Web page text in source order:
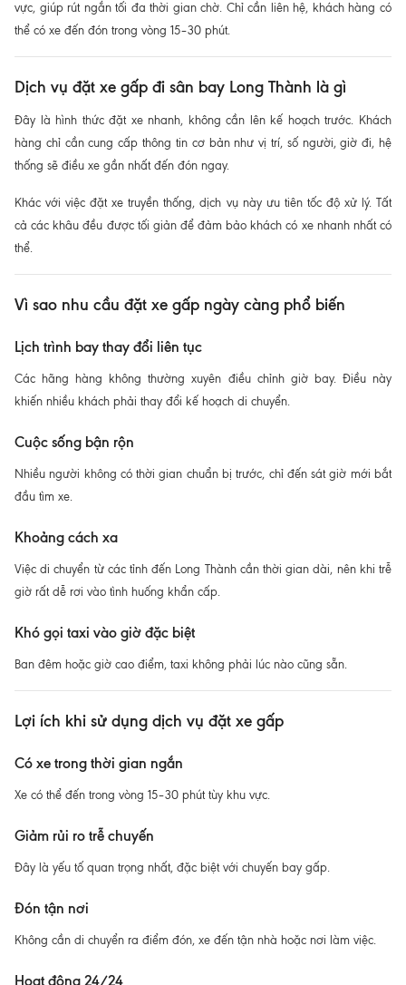
vực, giúp rút ngắn tối đa thời gian chờ. Chỉ cần liên hệ, khách hàng có
thể có xe đến đón trong vòng 15–30 phút.
Dịch vụ đặt xe gấp đi sân bay Long Thành là gì
Đây là hình thức đặt xe nhanh, không cần lên kế hoạch trước. Khách
hàng chỉ cần cung cấp thông tin cơ bản như vị trí, số người, giờ đi, hệ
thống sẽ điều xe gần nhất đến đón ngay.
Khác với việc đặt xe truyền thống, dịch vụ này ưu tiên tốc độ xử lý. Tất
cả các khâu đều được tối giản để đảm bảo khách có xe nhanh nhất có
thể.
Vì sao nhu cầu đặt xe gấp ngày càng phổ biến
Lịch trình bay thay đổi liên tục
Các hãng hàng không thường xuyên điều chỉnh giờ bay. Điều này
khiến nhiều khách phải thay đổi kế hoạch di chuyển.
Cuộc sống bận rộn
Nhiều người không có thời gian chuẩn bị trước, chỉ đến sát giờ mới bắt
đầu tìm xe.
Khoảng cách xa
Việc di chuyển từ các tỉnh đến Long Thành cần thời gian dài, nên khi trễ
giờ rất dễ rơi vào tình huống khẩn cấp.
Khó gọi taxi vào giờ đặc biệt
Ban đêm hoặc giờ cao điểm, taxi không phải lúc nào cũng sẵn.
Lợi ích khi sử dụng dịch vụ đặt xe gấp
Có xe trong thời gian ngắn
Xe có thể đến trong vòng 15–30 phút tùy khu vực.
Giảm rủi ro trễ chuyến
Đây là yếu tố quan trọng nhất, đặc biệt với chuyến bay gấp.
Đón tận nơi
Không cần di chuyển ra điểm đón, xe đến tận nhà hoặc nơi làm việc.
Hoạt động 24/24